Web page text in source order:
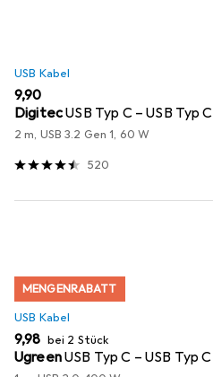
USB Kabel
EUR
9,90
DigitecUSB Typ C – USB Typ C
2 m, USB 3.2 Gen 1, 60 W
520
MENGENRABATT
USB Kabel
EUR
9,98 bei 2 Stück
UgreenUSB Typ C – USB Typ C